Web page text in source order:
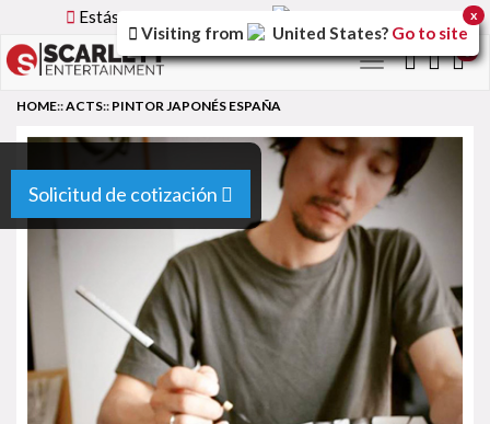
Estás utilizando la versión
Toggle
Solicitud de cotización
HOME::ACTS:: PINTOR JAPONÉS ESPAÑA
Visiting from United States? Go to site
x